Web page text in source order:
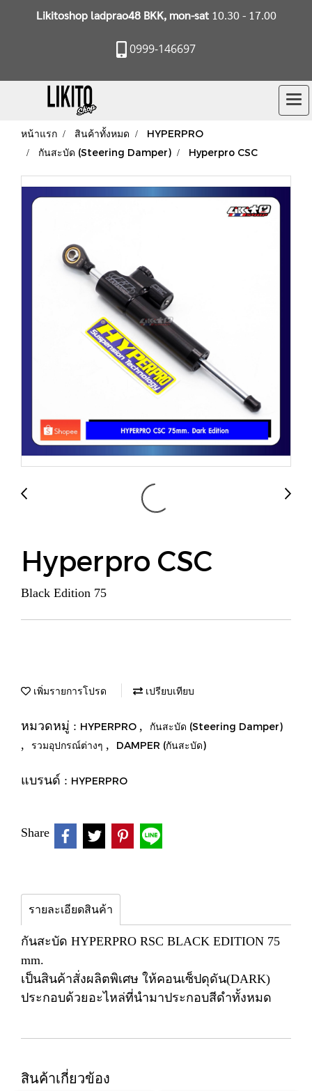
Likitoshop ladprao48 BKK, mon-sat10.30 - 17.00
0999-146697
หน้าแรก สินค้าทั้งหมด
HYPERPRO
กันสะบัด (Steering Damper)
Hyperpro CSC
Hyperpro CSC
Black Edition 75
เพิ่มรายการโปรด เปรียบเทียบ
หมวดหมู่ : HYPERPRO , กันสะบัด (Steering Damper)
, รวมอุปกรณ์ต่างๆ , DAMPER (กันสะบัด)
แบรนด์ : HYPERPRO
Share
รายละเอียดสินค้า
กันสะบัด HYPERPRO RSC BLACK EDITION 75
mm.
เป็นสินค้าสั่งผลิตพิเศษ ให้คอนเซ็ปดุดัน(DARK)
ประกอบด้วยอะไหล่ที่นำมาประกอบสีดำทั้งหมด
สินค้าเกี่ยวข้อง